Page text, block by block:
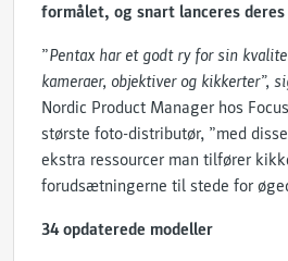
formålet, og snart lanceres
”Pentax har et godt ry for sin
kameraer, objektiver og kikkerter”,
Nordic Product Manager hos
største foto-distributør, ”med
ekstra ressourcer man tilfører
forudsætningerne til stede for
34 opdaterede modeller